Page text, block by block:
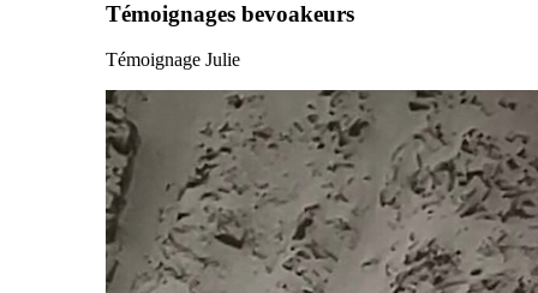
Témoignages bevoakeurs
Témoignage Julie